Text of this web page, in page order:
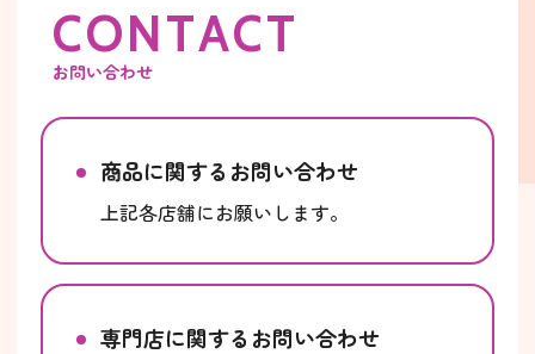
CONTACT
お問い合わせ
商品に関するお問い合わせ
上記各店舗にお願いします。
専門店に関するお問い合わせ